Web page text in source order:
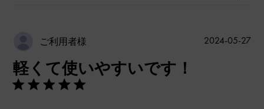
ご利用者様
軽くて使いやすいです！
公
2024-05-27